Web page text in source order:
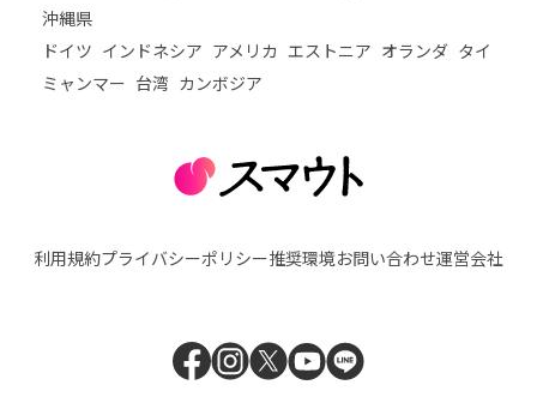
沖縄県
ドイツ インドネシア アメリカ エストニア オランダ タイ
ミャンマー 台湾 カンボジア
利用規約プライバシーポリシー推奨環境お問い合わせ運営会社